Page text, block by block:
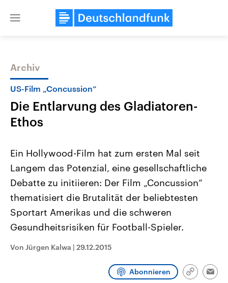
Close
Themen
Landtagswahl Sachsen-Anhalt
2026
Alle Informationen
Sachsen-Anhalt wählt am 6.
September 2026 einen neuen
Landtag. Seit 2021 wird das
Bundesland von einer Koalition aus
Umfragen, Prognosen,
Wahlprogramme, aktuelle Berichte
und Kandidaten der anstehenden
USA
Aktuelle Beiträge,
Hintergründe
Wirtschaftlich und
gehören die Vereinigten
den mächtigsten Ländern
mit großem Einfluss auf
aktuelle Weltgeschehen.
Archiv
US-Film „Concussion“
Die Entlarvung des Gladiatoren-
Ethos
Ein Hollywood-Film hat zum ersten Mal seit
Langem das Potenzial, eine gesellschaftliche
Debatte zu initiieren: Der Film „Concussion“
thematisiert die Brutalität der beliebtesten
Sportart Amerikas und die schweren
Gesundheitsrisiken für Football-Spieler.
Von Jürgen Kalwa | 29.12.2015
Abonnieren
Link